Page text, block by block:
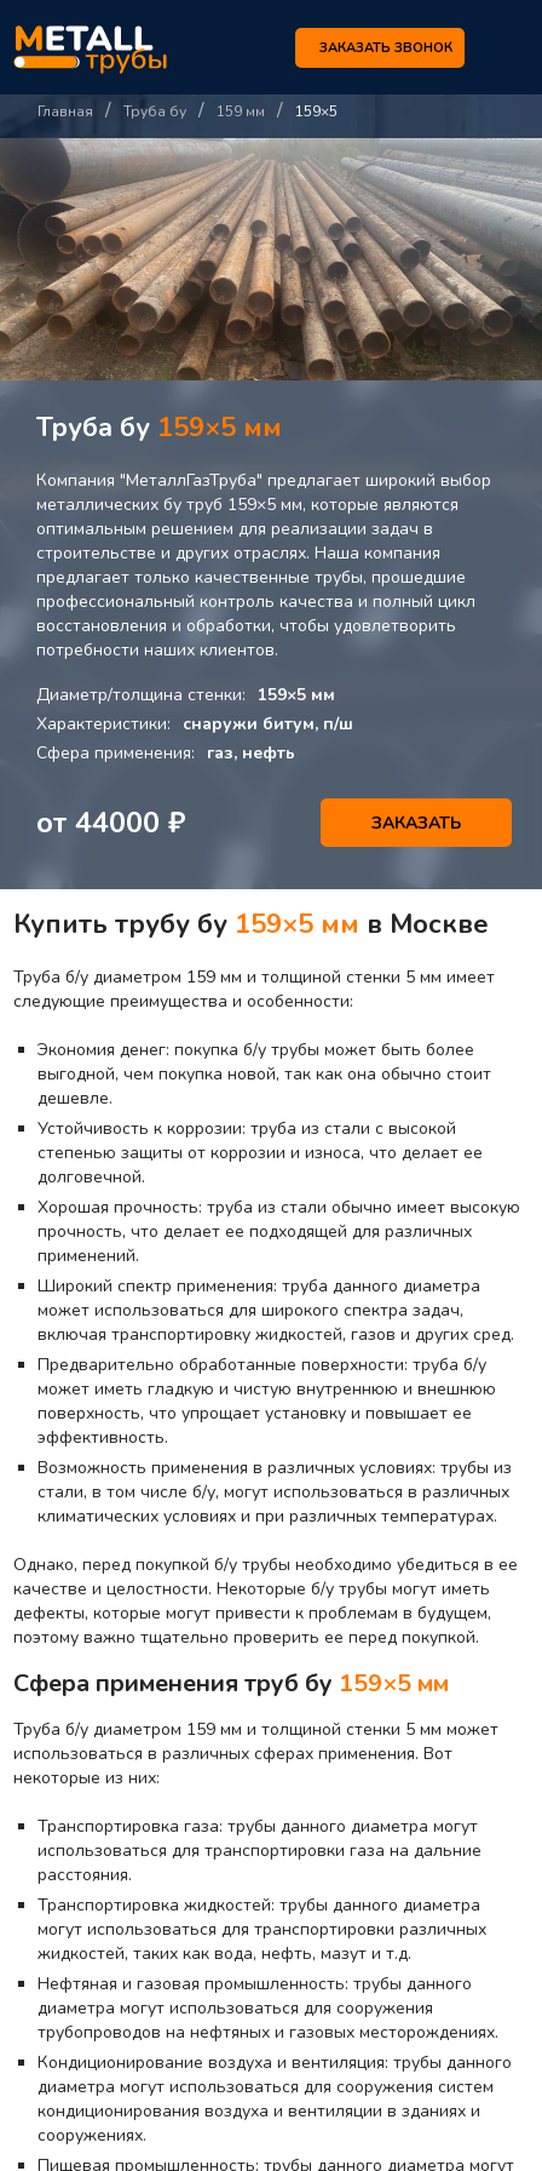
ЗАКАЗАТЬ ЗВОНОК
Главная / Труба бу / 159 мм / 159×5
Труба бу 159×5 мм
Компания "МеталлГазТруба" предлагает широкий выбор
металлических бу труб 159×5 мм, которые являются
оптимальным решением для реализации задач в
строительстве и других отраслях. Наша компания
предлагает только качественные трубы, прошедшие
профессиональный контроль качества и полный цикл
восстановления и обработки, чтобы удовлетворить
потребности наших клиентов.
Диаметр/толщина стенки:
159×5 мм
Характеристики:
снаружи битум, п/ш
Сфера применения:
газ, нефть
от 44000 ₽ ЗАКАЗАТЬ
Купить трубу бу 159×5 мм в Москве
Труба б/у диаметром 159 мм и толщиной стенки 5 мм имеет
следующие преимущества и особенности:
Экономия денег: покупка б/у трубы может быть более
выгодной, чем покупка новой, так как она обычно стоит
дешевле.
Устойчивость к коррозии: труба из стали с высокой
степенью защиты от коррозии и износа, что делает ее
долговечной.
Хорошая прочность: труба из стали обычно имеет высокую
прочность, что делает ее подходящей для различных
применений.
Широкий спектр применения: труба данного диаметра
может использоваться для широкого спектра задач,
включая транспортировку жидкостей, газов и других сред.
Предварительно обработанные поверхности: труба б/у
может иметь гладкую и чистую внутреннюю и внешнюю
поверхность, что упрощает установку и повышает ее
эффективность.
Возможность применения в различных условиях: трубы из
стали, в том числе б/у, могут использоваться в различных
климатических условиях и при различных температурах.
Однако, перед покупкой б/у трубы необходимо убедиться в ее
качестве и целостности. Некоторые б/у трубы могут иметь
дефекты, которые могут привести к проблемам в будущем,
поэтому важно тщательно проверить ее перед покупкой.
Сфера применения труб бу 159×5 мм
Труба б/у диаметром 159 мм и толщиной стенки 5 мм может
использоваться в различных сферах применения. Вот
некоторые из них:
Транспортировка газа: трубы данного диаметра могут
использоваться для транспортировки газа на дальние
расстояния.
Транспортировка жидкостей: трубы данного диаметра
могут использоваться для транспортировки различных
жидкостей, таких как вода, нефть, мазут и т.д.
Нефтяная и газовая промышленность: трубы данного
диаметра могут использоваться для сооружения
трубопроводов на нефтяных и газовых месторождениях.
Кондиционирование воздуха и вентиляция: трубы данного
диаметра могут использоваться для сооружения систем
кондиционирования воздуха и вентиляции в зданиях и
сооружениях.
Пищевая промышленность: трубы данного диаметра могут